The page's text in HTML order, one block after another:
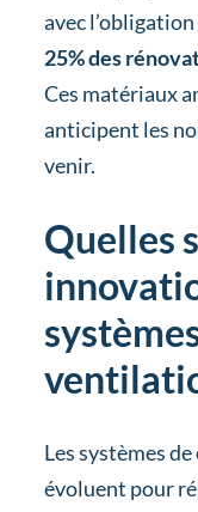
avec
25% des
Ces matériaux
anticipent les
venir.
Quelles
Les systèmes
évoluent pour